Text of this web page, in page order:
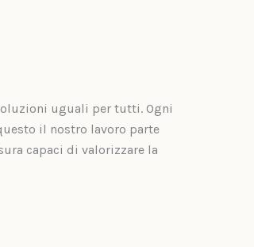
uguali per tutti. Ogni
il nostro lavoro parte
capaci di valorizzare la